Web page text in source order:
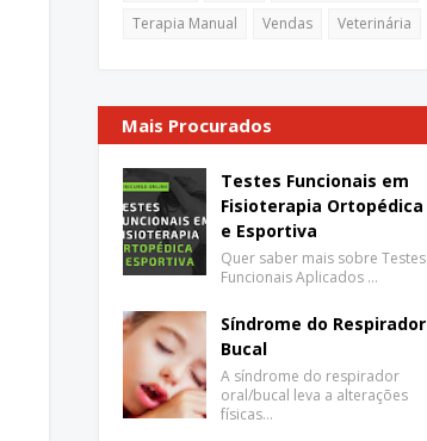
Terapia Manual
Vendas Veterinária
Mais Procurados
Testes Funcionais em
Fisioterapia Ortopédica
e Esportiva
Quer saber mais sobre Testes
Funcionais Aplicados …
Síndrome do Respirador
Bucal
A síndrome do respirador
oral/bucal leva a alterações
físicas…